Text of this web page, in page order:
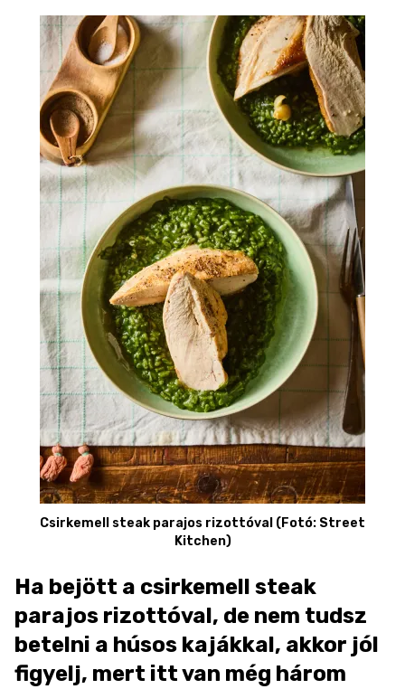
Csirkemell steak parajos rizottóval (Fotó: Street
Kitchen)
Ha bejött a csirkemell steak
parajos rizottóval, de nem tudsz
betelni a húsos kajákkal, akkor jól
figyelj, mert itt van még három